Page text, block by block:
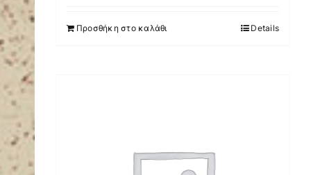
Προσθήκη στο καλάθι Details